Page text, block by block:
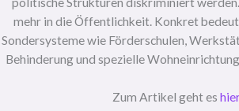
mehr in die Öffentlichkeit. Konkret
Sondersysteme wie Förderschulen,
Behinderung und spezielle
Zum Artikel geht es hier